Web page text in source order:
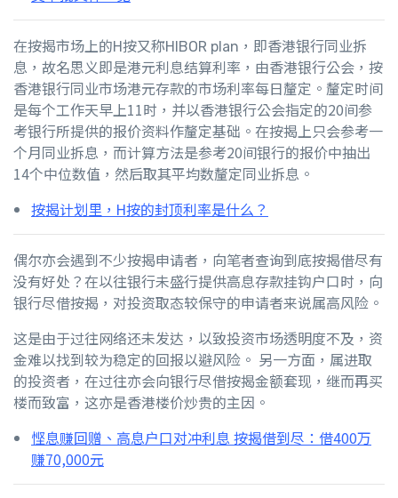
在按揭市场上的H按又称HIBOR plan，即香港银行同业拆
息，故名思义即是港元利息结算利率，由香港银行公会，按
香港银行同业市场港元存款的市场利率每日釐定。釐定时间
是每个工作天早上11时，并以香港银行公会指定的20间参
考银行所提供的报价资料作釐定基础。在按揭上只会参考一
个月同业拆息，而计算方法是参考20间银行的报价中抽出
14个中位数值，然后取其平均数釐定同业拆息。
按揭计划里，H按的封顶利率是什么？
偶尔亦会遇到不少按揭申请者，向笔者查询到底按揭借尽有
没有好处？在以往银行未盛行提供高息存款挂钩户口时，向
银行尽借按揭，对投资取态较保守的申请者来说属高风险。
这是由于过往网络还未发达，以致投资市场透明度不及，资
金难以找到较为稳定的回报以避风险。 另一方面，属进取
的投资者，在过往亦会向银行尽借按揭金额套现，继而再买
楼而致富，这亦是香港楼价炒贵的主因。
悭息赚回赠、高息户口对冲利息 按揭借到尽：借400万
赚70,000元